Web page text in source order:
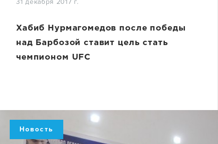
31 декабря 2017 г.
Хабиб Нурмагомедов после победы
над Барбозой ставит цель стать
чемпионом UFC
Новость